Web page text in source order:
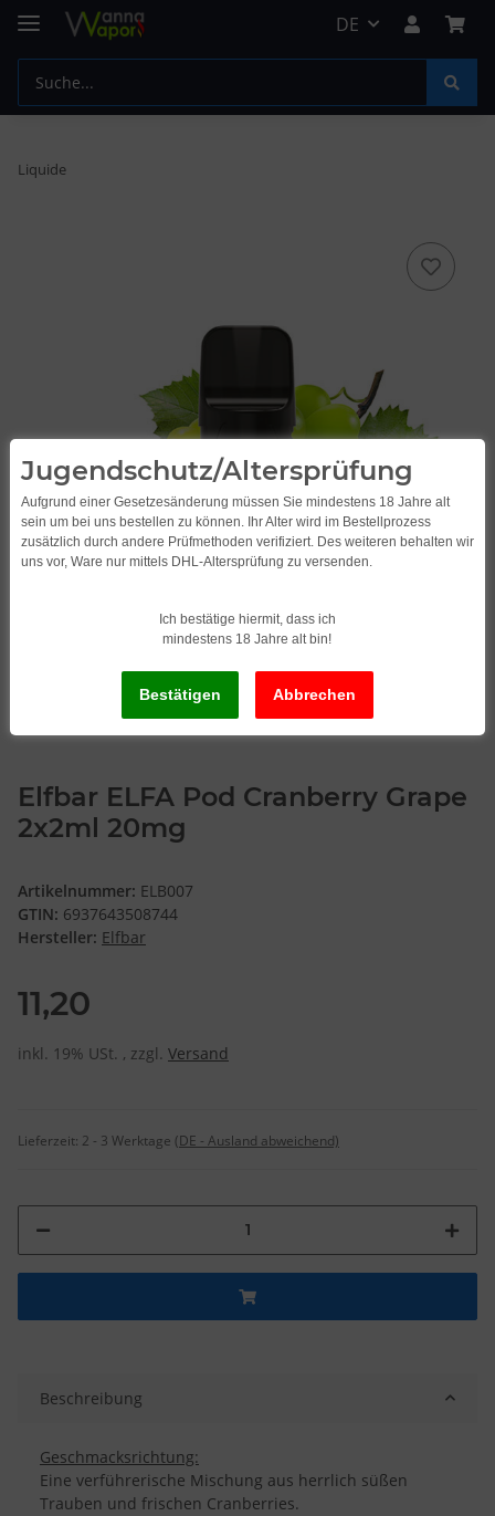
DE
Liquide
Elfbar ELFA Pod Cranberry Grape
2x2ml 20mg
Artikelnummer: ELB007
GTIN: 6937643508744
Hersteller: Elfbar
11,20
inkl. 19% USt. , zzgl. Versand
Lieferzeit: 2 - 3 Werktage (DE - Ausland abweichend)
Beschreibung
Geschmacksrichtung:
Eine verführerische Mischung aus herrlich süßen
Trauben und frischen Cranberries.
Jugendschutz/Altersprüfung
Aufgrund einer Gesetzesänderung müssen Sie mindestens 18 Jahre alt
sein um bei uns bestellen zu können. Ihr Alter wird im Bestellprozess
zusätzlich durch andere Prüfmethoden verifiziert. Des weiteren behalten wir
uns vor, Ware nur mittels DHL-Altersprüfung zu versenden.
Ich bestätige hiermit, dass ich
mindestens 18 Jahre alt bin!